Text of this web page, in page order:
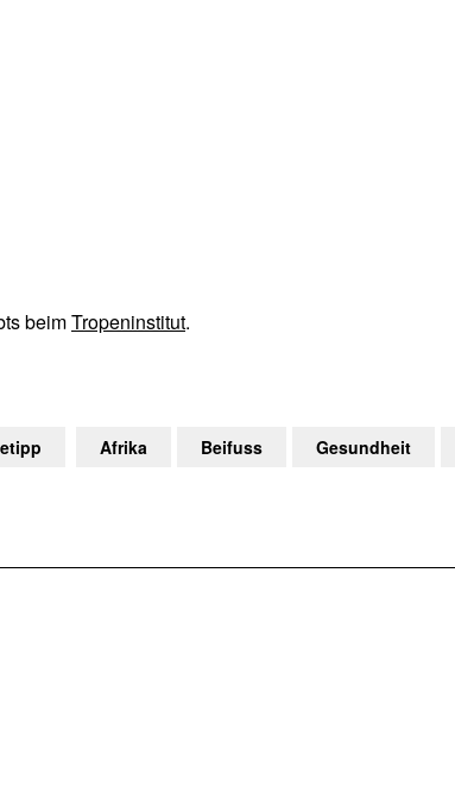
beimTropeninstitut.
Afrika Beifuss Gesundheit